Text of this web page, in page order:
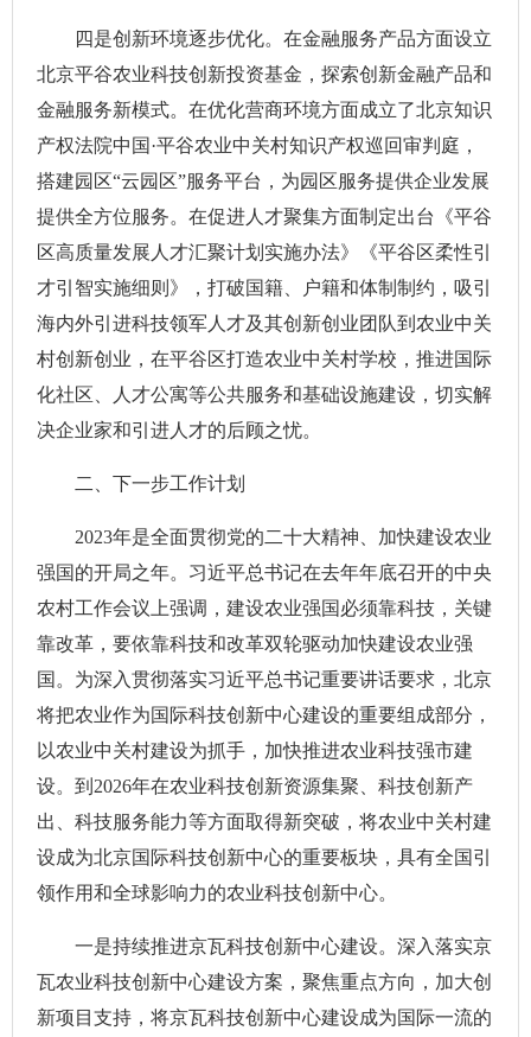
四是创新环境逐步优化。在金融服务产品方面设立
北京平谷农业科技创新投资基金，探索创新金融产品和
金融服务新模式。在优化营商环境方面成立了北京知识
产权法院中国·平谷农业中关村知识产权巡回审判庭，
搭建园区“云园区”服务平台，为园区服务提供企业发展
提供全方位服务。在促进人才聚集方面制定出台《平谷
区高质量发展人才汇聚计划实施办法》《平谷区柔性引
才引智实施细则》，打破国籍、户籍和体制制约，吸引
海内外引进科技领军人才及其创新创业团队到农业中关
村创新创业，在平谷区打造农业中关村学校，推进国际
化社区、人才公寓等公共服务和基础设施建设，切实解
决企业家和引进人才的后顾之忧。
二、下一步工作计划
2023年是全面贯彻党的二十大精神、加快建设农业
强国的开局之年。习近平总书记在去年年底召开的中央
农村工作会议上强调，建设农业强国必须靠科技，关键
靠改革，要依靠科技和改革双轮驱动加快建设农业强
国。为深入贯彻落实习近平总书记重要讲话要求，北京
将把农业作为国际科技创新中心建设的重要组成部分，
以农业中关村建设为抓手，加快推进农业科技强市建
设。到2026年在农业科技创新资源集聚、科技创新产
出、科技服务能力等方面取得新突破，将农业中关村建
设成为北京国际科技创新中心的重要板块，具有全国引
领作用和全球影响力的农业科技创新中心。
一是持续推进京瓦科技创新中心建设。深入落实京
瓦农业科技创新中心建设方案，聚焦重点方向，加大创
新项目支持，将京瓦科技创新中心建设成为国际一流的